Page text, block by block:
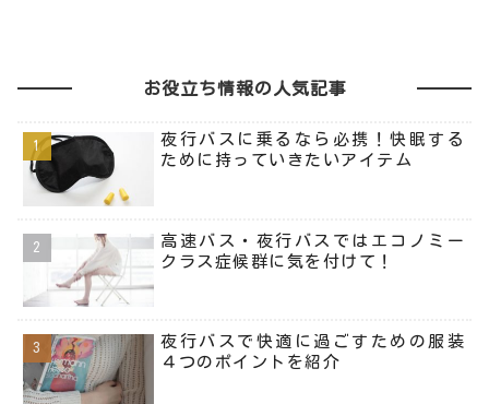
お役立ち情報の人気記事
夜行バスに乗るなら必携！快眠する
ために持っていきたいアイテム
高速バス・夜行バスではエコノミー
クラス症候群に気を付けて！
夜行バスで快適に過ごすための服装
４つのポイントを紹介